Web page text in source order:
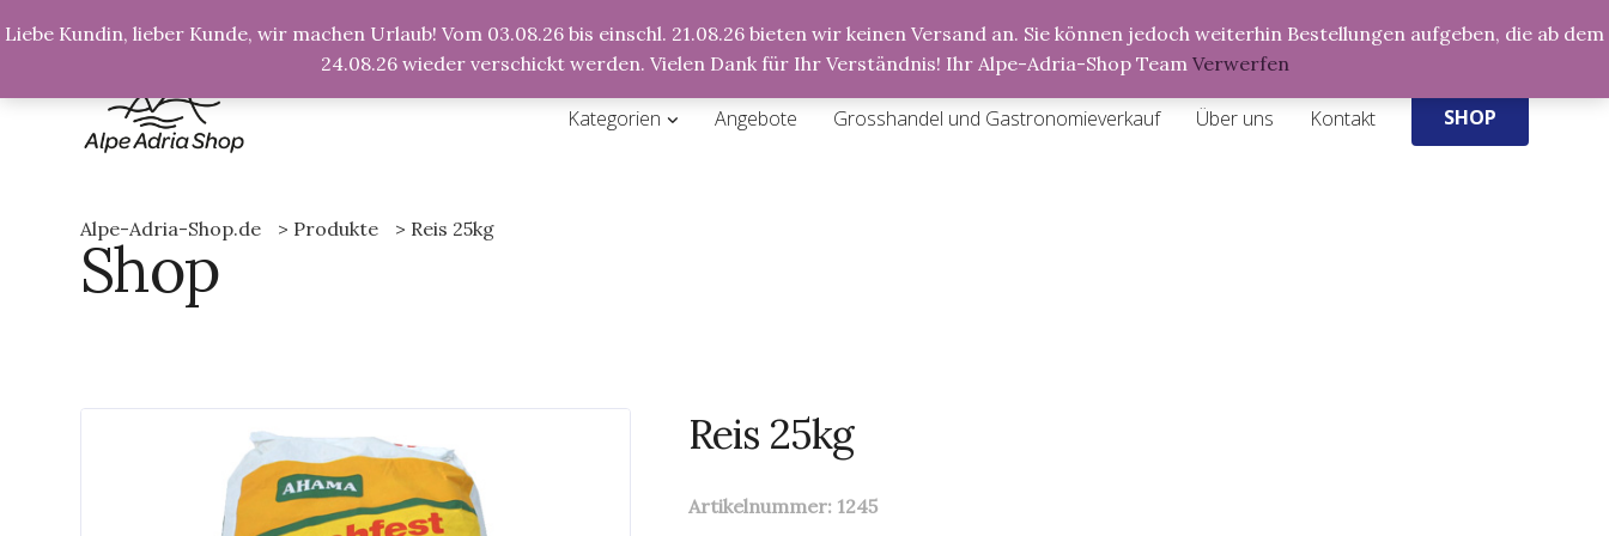
Liebe Kundin, lieber Kunde, wir machen Urlaub! Vom 03.08.26 bis einschl. 21.08.26 bieten wir keinen Versand an. Sie können jedoch weiterhin Bestellungen aufgeben, die ab dem
24.08.26 wieder verschickt werden. Vielen Dank für Ihr Verständnis! Ihr Alpe-Adria-Shop Team Verwerfen
Anmeldung Registrierung
search
info@alpe-adria-shop.de
Kategorien Angebote Grosshandel und Gastronomieverkauf Über uns Kontakt SHOP
Alpe-Adria-Shop.de > Produkte > Reis 25kg
Shop
Reis 25kg
Artikelnummer: 1245